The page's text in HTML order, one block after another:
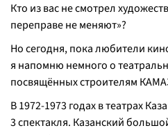
Кто из вас не смотрел
переправе не меняют»?
Но сегодня, пока любители
я напомню немного о
посвящённых строителям
В 1972-1973 годах в театрах
3 спектакля. Казанский